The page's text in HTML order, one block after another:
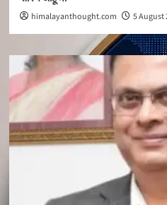
himalayanthought.com 5 August